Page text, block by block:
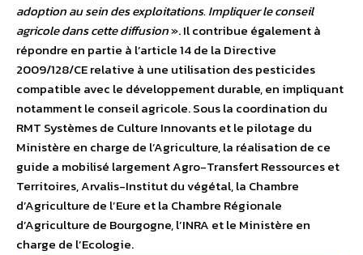
adoption au sein des exploitations. Impliquer le conseil
agricole dans cette diffusion». Il contribue également à
répondre en partie à l’article 14 de la Directive
2009/128/CE relative à une utilisation des pesticides
compatible avec le développement durable, en impliquant
notamment le conseil agricole. Sous la coordination du
RMT Systèmes de Culture Innovants et le pilotage du
Ministère en charge de l’Agriculture, la réalisation de ce
guide a mobilisé largement Agro-Transfert Ressources et
Territoires, Arvalis-Institut du végétal, la Chambre
d’Agriculture de l’Eure et la Chambre Régionale
d’Agriculture de Bourgogne, l’INRA et le Ministère en
charge de l’Ecologie.